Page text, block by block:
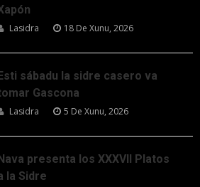
Lasidra 18 De Xunu, 2026
sábadu la sidre casero va
Gascona
Lasidra 5 De Xunu, 2026
presenta los XXXVII Platos
la Sidre